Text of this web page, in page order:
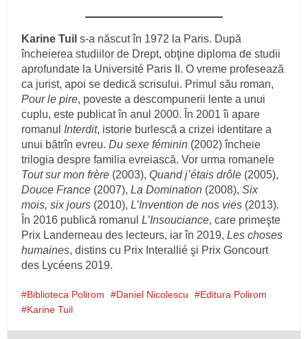
Karine Tuils‑a născut în 1972 la Paris. După
încheierea studiilor de Drept, obţine diploma de studii
aprofundate la Université Paris II. O vreme profesează
ca jurist, apoi se dedică scrisului. Primul său roman,
Pour le pire, poveste a descompunerii lente a unui
cuplu, este publicat în anul 2000. În 2001 îi apare
romanul Interdit, istorie burlescă a crizei identitare a
unui bătrîn evreu.Du sexe féminin (2002) încheie
trilogia despre familia evreiască. Vor urma romanele
Tout sur mon frère (2003),Quand j’étais drôle (2005),
Douce France (2007),La Domination (2008),Six
mois, six jours (2010),L’Invention de nos vies (2013).
În 2016 publică romanulL’Insouciance, care primeşte
Prix Landerneau des lecteurs, iar în 2019,Les choses
humaines, distins cu Prix Interallié şi Prix Goncourt
des Lycéens 2019.
Biblioteca Polirom Daniel Nicolescu
Editura Polirom
Karine Tuil